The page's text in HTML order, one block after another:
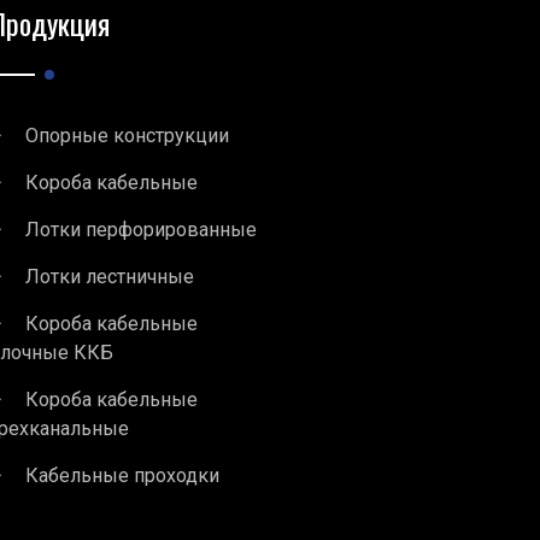
Опорные конструкции
Короба кабельные
Лотки перфорированные
Лотки лестничные
Короба кабельные
ККБ
Короба кабельные
Кабельные проходки